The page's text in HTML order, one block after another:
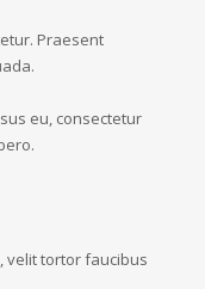
Praesent
eu, consectetur
velit tortor faucibus